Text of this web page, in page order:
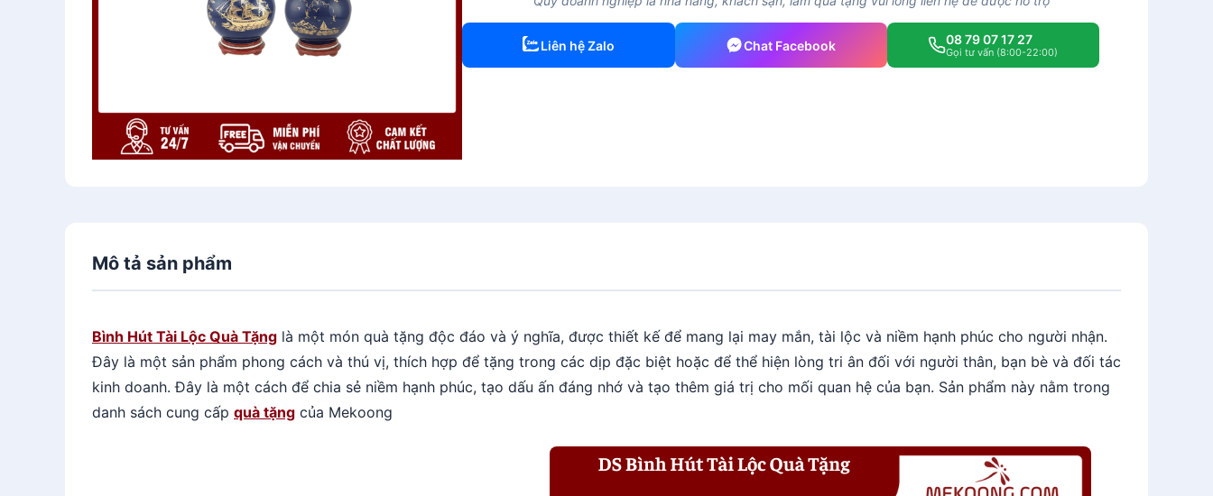
Liên hệ Zalo Chat Facebook 08 79 07 17 27
Gọi tư vấn (8:00-22:00)
Mô tả sản phẩm
Bình Hút Tài Lộc Quà Tặng là một món quà tặng độc đáo và ý nghĩa, được thiết kế để mang lại may mắn, tài lộc và niềm hạnh phúc cho người nhận.
Đây là một sản phẩm phong cách và thú vị, thích hợp để tặng trong các dịp đặc biệt hoặc để thể hiện lòng tri ân đối với người thân, bạn bè và đối tác
kinh doanh. Đây là một cách để chia sẻ niềm hạnh phúc, tạo dấu ấn đáng nhớ và tạo thêm giá trị cho mối quan hệ của bạn. Sản phẩm này nằm trong
danh sách cung cấp quà tặng của Mekoong